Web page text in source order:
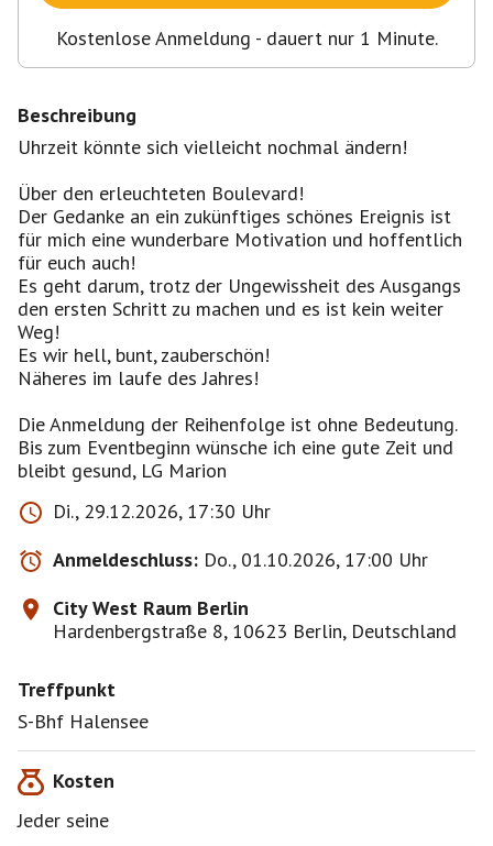
Kostenlose Anmeldung - dauert nur 1 Minute.
Beschreibung
Uhrzeit könnte sich vielleicht nochmal ändern!
Über den erleuchteten Boulevard!
Der Gedanke an ein zukünftiges schönes Ereignis ist
für mich eine wunderbare Motivation und hoffentlich
für euch auch!
Es geht darum, trotz der Ungewissheit des Ausgangs
den ersten Schritt zu machen und es ist kein weiter
Weg!
Es wir hell, bunt, zauberschön!
Näheres im laufe des Jahres!
Die Anmeldung der Reihenfolge ist ohne Bedeutung.
Bis zum Eventbeginn wünsche ich eine gute Zeit und
bleibt gesund, LG Marion
Di., 29.12.2026, 17:30 Uhr
Anmeldeschluss: Do., 01.10.2026, 17:00 Uhr
City West Raum Berlin
Hardenbergstraße 8, 10623 Berlin, Deutschland
Treffpunkt
S-Bhf Halensee
Kosten
Jeder seine